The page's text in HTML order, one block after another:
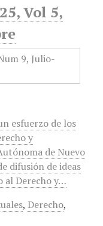
Vol 5,
esfuerzo de los
y
de Nuevo
difusión de ideas
al Derecho y…
, Derecho,